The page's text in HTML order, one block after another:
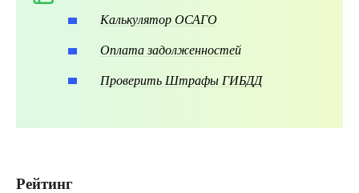
Калькулятор ОСАГО
Оплата задолженностей
Проверить Штрафы ГИБДД
Рейтинг